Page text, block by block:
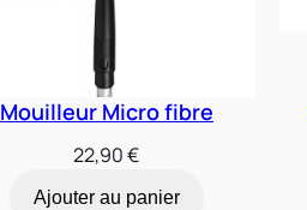
Mouilleur Micro fibre
22,90€
Ajouter au panier